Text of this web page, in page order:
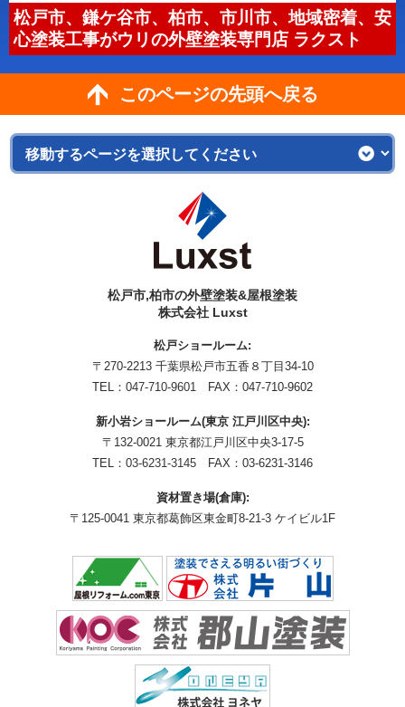
松戸市、鎌ケ谷市、柏市、市川市、地域密着、安
心塗装工事がウリの外壁塗装専門店 ラクスト
このページの先頭へ戻る
松戸市,柏市の外壁塗装&屋根塗装
株式会社 Luxst
松戸ショールーム:
〒270-2213 千葉県松戸市五香８丁目34-10
TEL： 047-710-9601 FAX：047-710-9602
新小岩ショールーム(東京 江戸川区中央):
〒132-0021 東京都江戸川区中央3-17-5
TEL： 03-6231-3145 FAX：03-6231-3146
資材置き場(倉庫):
〒125-0041 東京都葛飾区東金町8-21-3 ケイビル1F